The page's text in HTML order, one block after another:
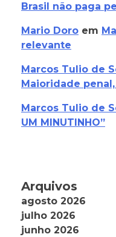
Brasil não paga
Mario Doro em
relevante
Marcos Tulio de
Maioridade
Marcos Tulio de
UM MINUTINHO”
Arquivos
agosto 2026
julho 2026
junho 2026